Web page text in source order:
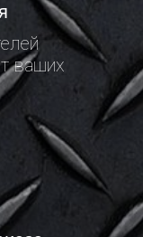
ваших